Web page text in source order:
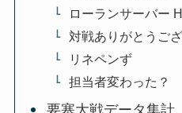
ローランサーバー
対戦ありがとうご
リネペンず
担当者変わった？